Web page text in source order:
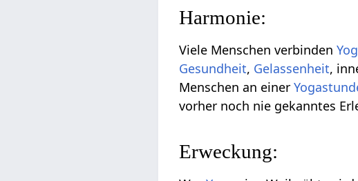
Harmonie:
Viele Menschen verbinden
Gesundheit, Gelassenheit,
Menschen an einer
vorher noch nie gekanntes
Erweckung: